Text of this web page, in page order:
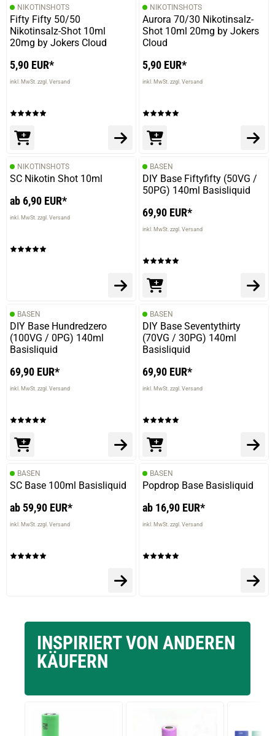
NIKOTINSHOTS
Fifty Fifty 50/50
Nikotinsalz-Shot 10ml
20mg by Jokers Cloud
5,90 EUR*
inkl. MwSt. zzgl. Versand
NIKOTINSHOTS
Aurora 70/30 Nikotinsalz-
Shot 10ml 20mg by Jokers
Cloud
5,90 EUR*
inkl. MwSt. zzgl. Versand
NIKOTINSHOTS
SC Nikotin Shot 10ml
ab 6,90 EUR*
inkl. MwSt. zzgl. Versand
BASEN
DIY Base Fiftyfifty (50VG /
50PG) 140ml Basisliquid
69,90 EUR*
inkl. MwSt. zzgl. Versand
BASEN
DIY Base Hundredzero
(100VG / 0PG) 140ml
Basisliquid
69,90 EUR*
inkl. MwSt. zzgl. Versand
BASEN
DIY Base Seventythirty
(70VG / 30PG) 140ml
Basisliquid
69,90 EUR*
inkl. MwSt. zzgl. Versand
BASEN
SC Base 100ml Basisliquid
ab 59,90 EUR*
inkl. MwSt. zzgl. Versand
BASEN
Popdrop Base Basisliquid
ab 16,90 EUR*
inkl. MwSt. zzgl. Versand
INSPIRIERT VON ANDEREN
KÄUFERN